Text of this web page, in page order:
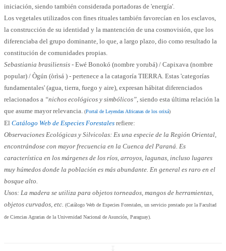
iniciación, siendo también considerada portadoras de 'energía'.
Los vegetales utilizados con fines rituales también favorecían en los esclavos,
la construcción de su identidad y la mantención de una cosmovisión, que los
diferenciaba del grupo dominante, lo que, a largo plazo, dio como resultado la
constitución de comunidades propias.
Sebastiania brasiliensis - Ewé Bonokó (nombre yorubá) / Capixava (nombre
popular) / Ògún (òrìsá ) - pertenece a la catagoría TIERRA. Estas 'categorías
fundamentales' (agua, tierra, fuego y aire), expresan hábitat diferenciados
relacionados a “nichos ecológicos y simbólicos” , siendo esta última relación la
que asume mayor relevancia.
(Portal de Leyendas Africanas de los orixá)
El Catálogo Web de Especies Forestales refiere:
Observaciones Ecológicas y Silvicolas: Es una especie de la Región Oriental,
encontrándose con mayor frecuencia en la Cuenca del Paraná. Es
característica en los márgenes de los ríos, arroyos, lagunas, incluso lugares
muy húmedos donde la población es más abundante. En general es raro en el
bosque alto.
Usos: La madera se utiliza para objetos torneados, mangos de herramientas,
objetos curvados, etc. (Catálogo Web de Especies Forestales, un servicio prestado por la Facultad
de Ciencias Agrarias de la Universidad Nacional de Asunción, Paraguay).